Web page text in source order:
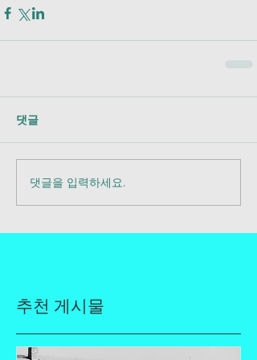
댓글
댓글을 입력하세요.
추천 게시물